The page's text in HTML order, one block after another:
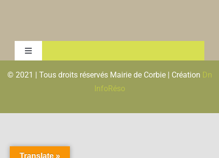
Toggle
MENTIONS LEGALES & RGPD
© 2021 | Tous droits réservés Mairie de Corbie | Création Dn
InfoRéso
Translate »